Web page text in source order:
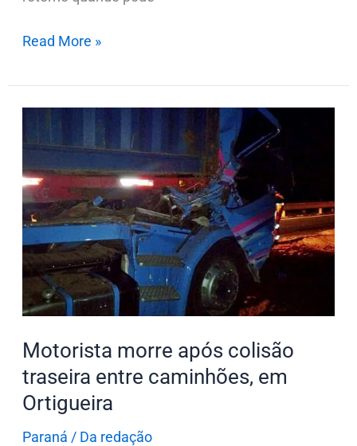
Read More »
Motorista morre após colisão
traseira entre caminhões, em
Ortigueira
Paraná / Da redação
morre
após
colisão
traseira
entre
caminhões,
em
Ortigueira